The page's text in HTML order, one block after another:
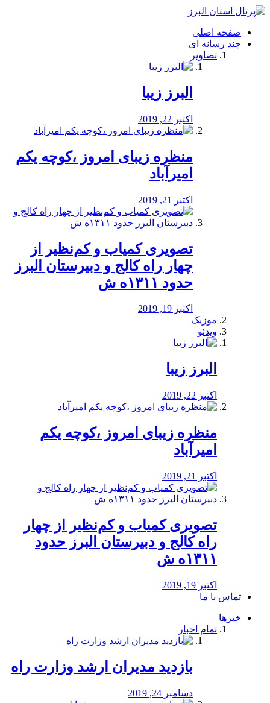
فصد
شرق
تهران
خشکشویی
صفحه اصلی
چند رسانه ای
تصاویر
البرز زیبا
اکتبر 22, 2019
منظره‌‌ زیبای امروز ،کوچه یکم
امیرآباد
اکتبر 21, 2019
️تصویری کمیاب و کم‌نظیر از
چهار راه كالج و دبيرستان البرز
حدود ۱۳۱۱ه ش
اکتبر 19, 2019
موزیک
ویدئو
البرز زیبا
اکتبر 22, 2019
منظره‌‌ زیبای امروز ،کوچه یکم
امیرآباد
اکتبر 21, 2019
️تصویری کمیاب و کم‌نظیر از چهار
راه كالج و دبيرستان البرز حدود
۱۳۱۱ه ش
اکتبر 19, 2019
تماس با ما
خبرها
تمام اخبار
بازدید مدیران ارشد وزارت راه
دسامبر 24, 2019